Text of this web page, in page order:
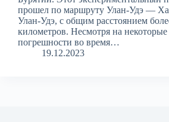
прошел по маршруту Улан-Удэ —
Улан-Удэ, с общим расстоянием
километров. Несмотря на некоторые
погрешности во время…
19.12.2023